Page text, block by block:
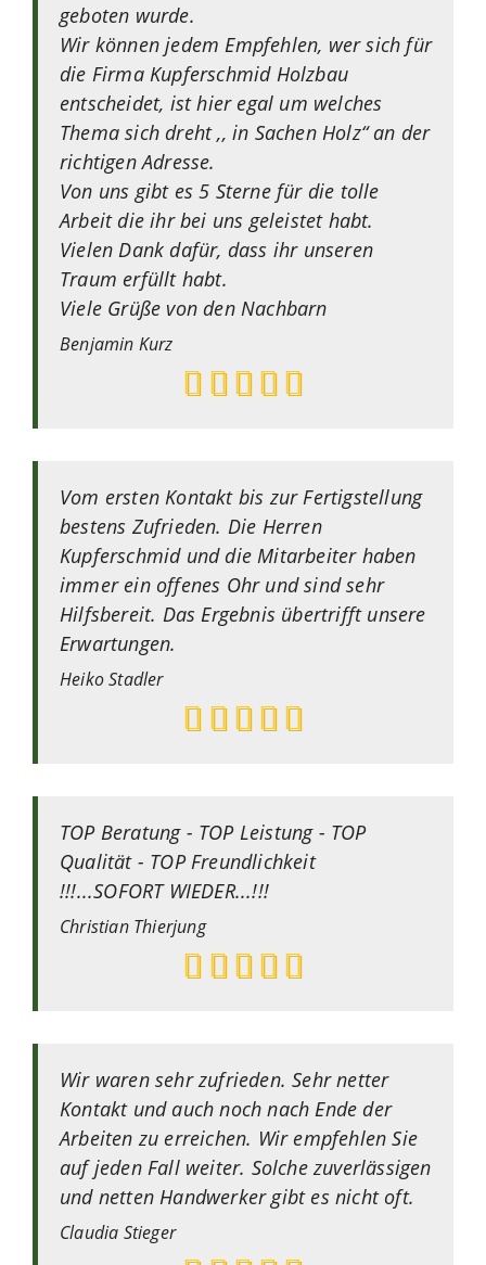
geboten wurde.
Wir können jedem Empfehlen, wer sich für
die Firma Kupferschmid Holzbau
entscheidet, ist hier egal um welches
Thema sich dreht ,, in Sachen Holz“ an der
richtigen Adresse.
Von uns gibt es 5 Sterne für die tolle
Arbeit die ihr bei uns geleistet habt.
Vielen Dank dafür, dass ihr unseren
Traum erfüllt habt.
Viele Grüße von den Nachbarn
Benjamin Kurz
Vom ersten Kontakt bis zur Fertigstellung
bestens Zufrieden. Die Herren
Kupferschmid und die Mitarbeiter haben
immer ein offenes Ohr und sind sehr
Hilfsbereit. Das Ergebnis übertrifft unsere
Erwartungen.
HeikoStadler
TOP Beratung - TOP Leistung - TOP
Qualität - TOP Freundlichkeit
!!!...SOFORT WIEDER...!!!
Christian Thierjung
Wir waren sehr zufrieden. Sehr netter
Kontakt und auch noch nach Ende der
Arbeiten zu erreichen. Wir empfehlen Sie
auf jeden Fall weiter. Solche zuverlässigen
und netten Handwerker gibt es nicht oft.
Claudia Stieger